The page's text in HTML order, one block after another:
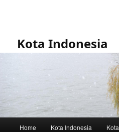
Kota Indonesia
Home Kota Indonesia Kota